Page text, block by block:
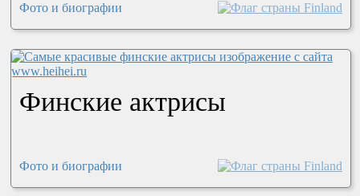
Фото и биографии
Финские актрисы
Фото и биографии